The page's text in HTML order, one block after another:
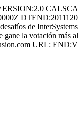
de
gane la votación
URL: